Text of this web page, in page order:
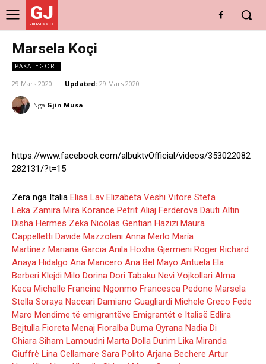
GJ
DRITARE E RE
Marsela Koçi
PAKATEGORI
29 Mars 2020 Updated: 29 Mars 2020
Nga Gjin Musa
https://www.facebook.com/albuktvOfficial/videos/353022082
282131/?t=15
Zera nga Italia Elisa Lav Elizabeta Veshi Vitore Stefa
Leka Zamira Mira Korance Petrit Aliaj Ferderova Dauti Altin
Disha Hermes Zeka Nicolas Gentian Hazizi Maura
Cappelletti Davide Mazzoleni Anna Merlo María
Martínez Mariana Garcia Anila Hoxha Gjermeni Roger Richard
Anaya Hidalgo Ana Mancero Ana Bel Mayo Antuela Ela
Berberi Klejdi Milo Dorina Dori Tabaku Nevi Vojkollari Alma
Keca Michelle Francine Ngonmo Francesca Pedone Marsela
Stella Soraya Naccari Damiano Guagliardi Michele Greco Fede
Maro Mendime të emigrantëve Emigrantët e Italisë Edlira
Bejtulla Fioreta Menaj Fioralba Duma Qyrana Nadia Di
Chiara Siham Lamoudni Marta Dolla Durim Lika Miranda
Giuffrè Lina Cellamare Sara Polito Arjana Bechere Artur